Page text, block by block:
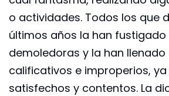
o actividades. Todos los que
últimos años la han
demoledoras y la han llenado
calificativos e improperios,
satisfechos y contentos. La